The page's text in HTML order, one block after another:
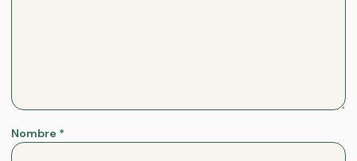
Nombre *